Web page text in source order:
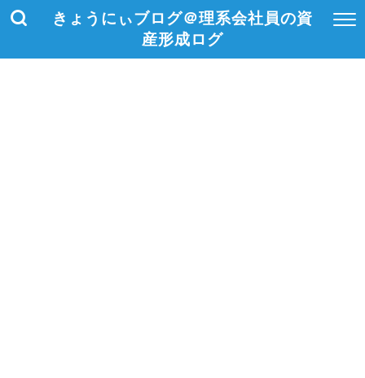
きょうにぃブログ＠理系会社員の資
産形成ログ